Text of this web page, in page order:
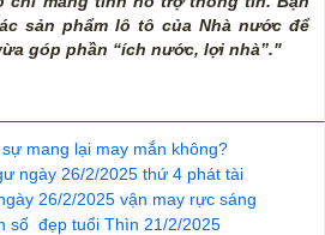
sản phẩm lô tô của Nhà nước để
góp phần “ích nước, lợi nhà”."
mang lại may mắn không?
ngày 26/2/2025 thứ 4 phát tài
26/2/2025 vận may rực sáng
số đẹp tuổi Thìn 21/2/2025